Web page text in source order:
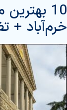
10
خرم‌آباد +